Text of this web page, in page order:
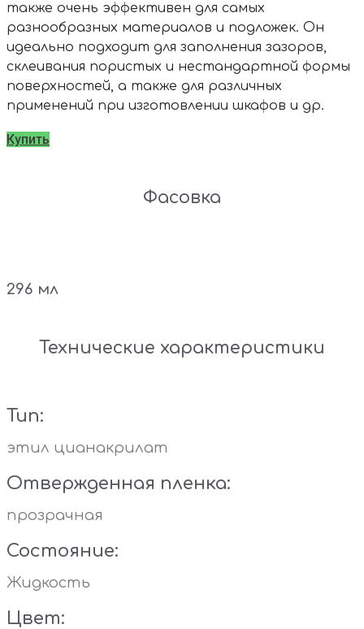
также очень эффективен для самых
разнообразных материалов и подложек. Он
идеально подходит для заполнения зазоров,
склеивания пористых и нестандартной формы
поверхностей, а также для различных
применений при изготовлении шкафов и др.
Купить
Фасовка
296 мл
Технические характеристики
Тип:
этил цианакрилат
Отвержденная пленка:
прозрачная
Состояние:
Жидкость
Цвет: